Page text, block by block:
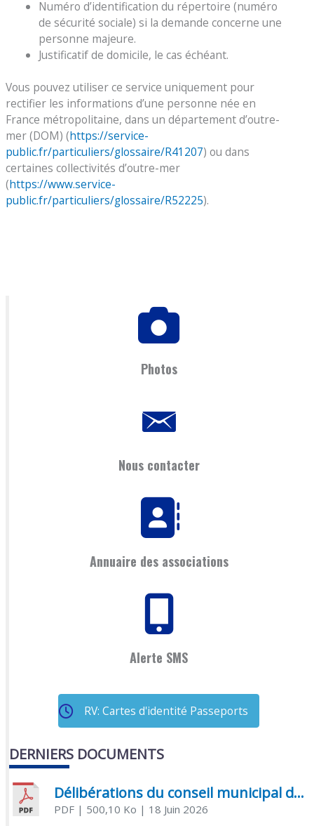
Numéro d’identification du répertoire (numéro
de sécurité sociale) si la demande concerne une
personne majeure.
Justificatif de domicile, le cas échéant.
Vous pouvez utiliser ce service uniquement pour
rectifier les informations d’une personne née en
France métropolitaine, dans un département d’outre-
mer (DOM) (https://service-
public.fr/particuliers/glossaire/R41207) ou dans
certaines collectivités d’outre-mer
(https://www.service-
public.fr/particuliers/glossaire/R52225).
Photos
Nous contacter
Annuaire des associations
Alerte SMS
RV: Cartes d'identité Passeports
DERNIERS DOCUMENTS
Délibérations du conseil municipal du 18 juin 2026
PDF| 500,10 Ko | 18 Juin 2026